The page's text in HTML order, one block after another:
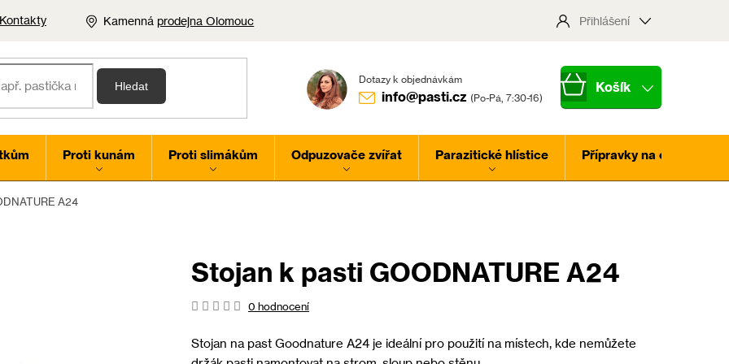
Kamennáprodejna Olomouc
Kontakty Přihlášení
Hledat
info@pasti.cz
Nákupní
Proti kunám Proti slimákům Odpuzovače zvířat Parazitické hlístice Přípravky na ochranu
A24
Stojan k pasti GOODNATURE A24
Průměrné
produktu
je
0 hodnocení
Stojan na past Goodnature A24 je ideální pro použití na místech, kde nemůžete